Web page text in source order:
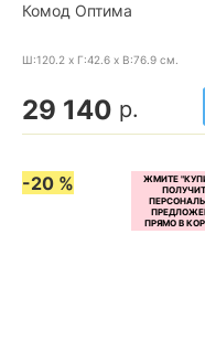
Комод Оптима
Ш:120.2 x Г:42.6 x В:76.9 см.
29 140 р.
-20 %